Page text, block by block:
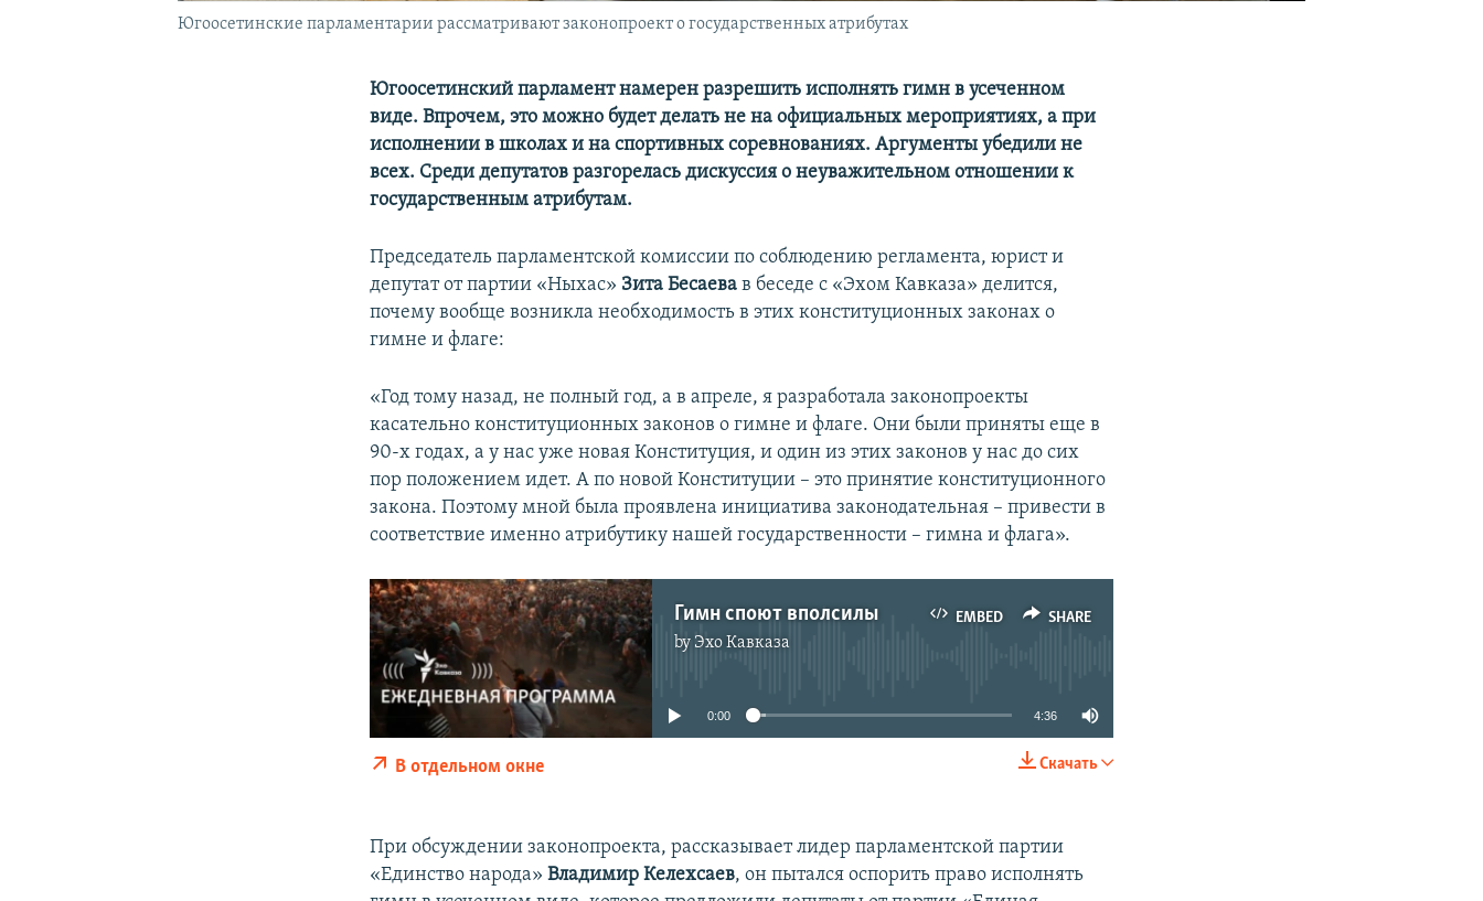
Югоосетинские парламентарии рассматривают законопроект о государственных атрибутах
Югоосетинский парламент намерен разрешить исполнять гимн в усеченном
виде. Впрочем, это можно будет делать не на официальных мероприятиях, а при
исполнении в школах и на спортивных соревнованиях. Аргументы убедили не
всех. Среди депутатов разгорелась дискуссия о неуважительном отношении к
государственным атрибутам.
Председатель парламентской комиссии по соблюдению регламента, юрист и
депутат от партии «Ныхас» Зита Бесаева в беседе с «Эхом Кавказа» делится,
почему вообще возникла необходимость в этих конституционных законах о
гимне и флаге:
«Год тому назад, не полный год, а в апреле, я разработала законопроекты
касательно конституционных законов о гимне и флаге. Они были приняты еще в
90-х годах, а у нас уже новая Конституция, и один из этих законов у нас до сих
пор положением идет. А по новой Конституции – это принятие конституционного
закона. Поэтому мной была проявлена инициатива законодательная – привести в
соответствие именно атрибутику нашей государственности – гимна и флага».
EMBED SHARE
Гимн споют вполсилы
by Эхо Кавказа
No media source currently available
0:00 4:36
Скачать
В отдельном окне
При обсуждении законопроекта, рассказывает лидер парламентской партии
«Единство народа»Владимир Келехсаев, он пытался оспорить право исполнять